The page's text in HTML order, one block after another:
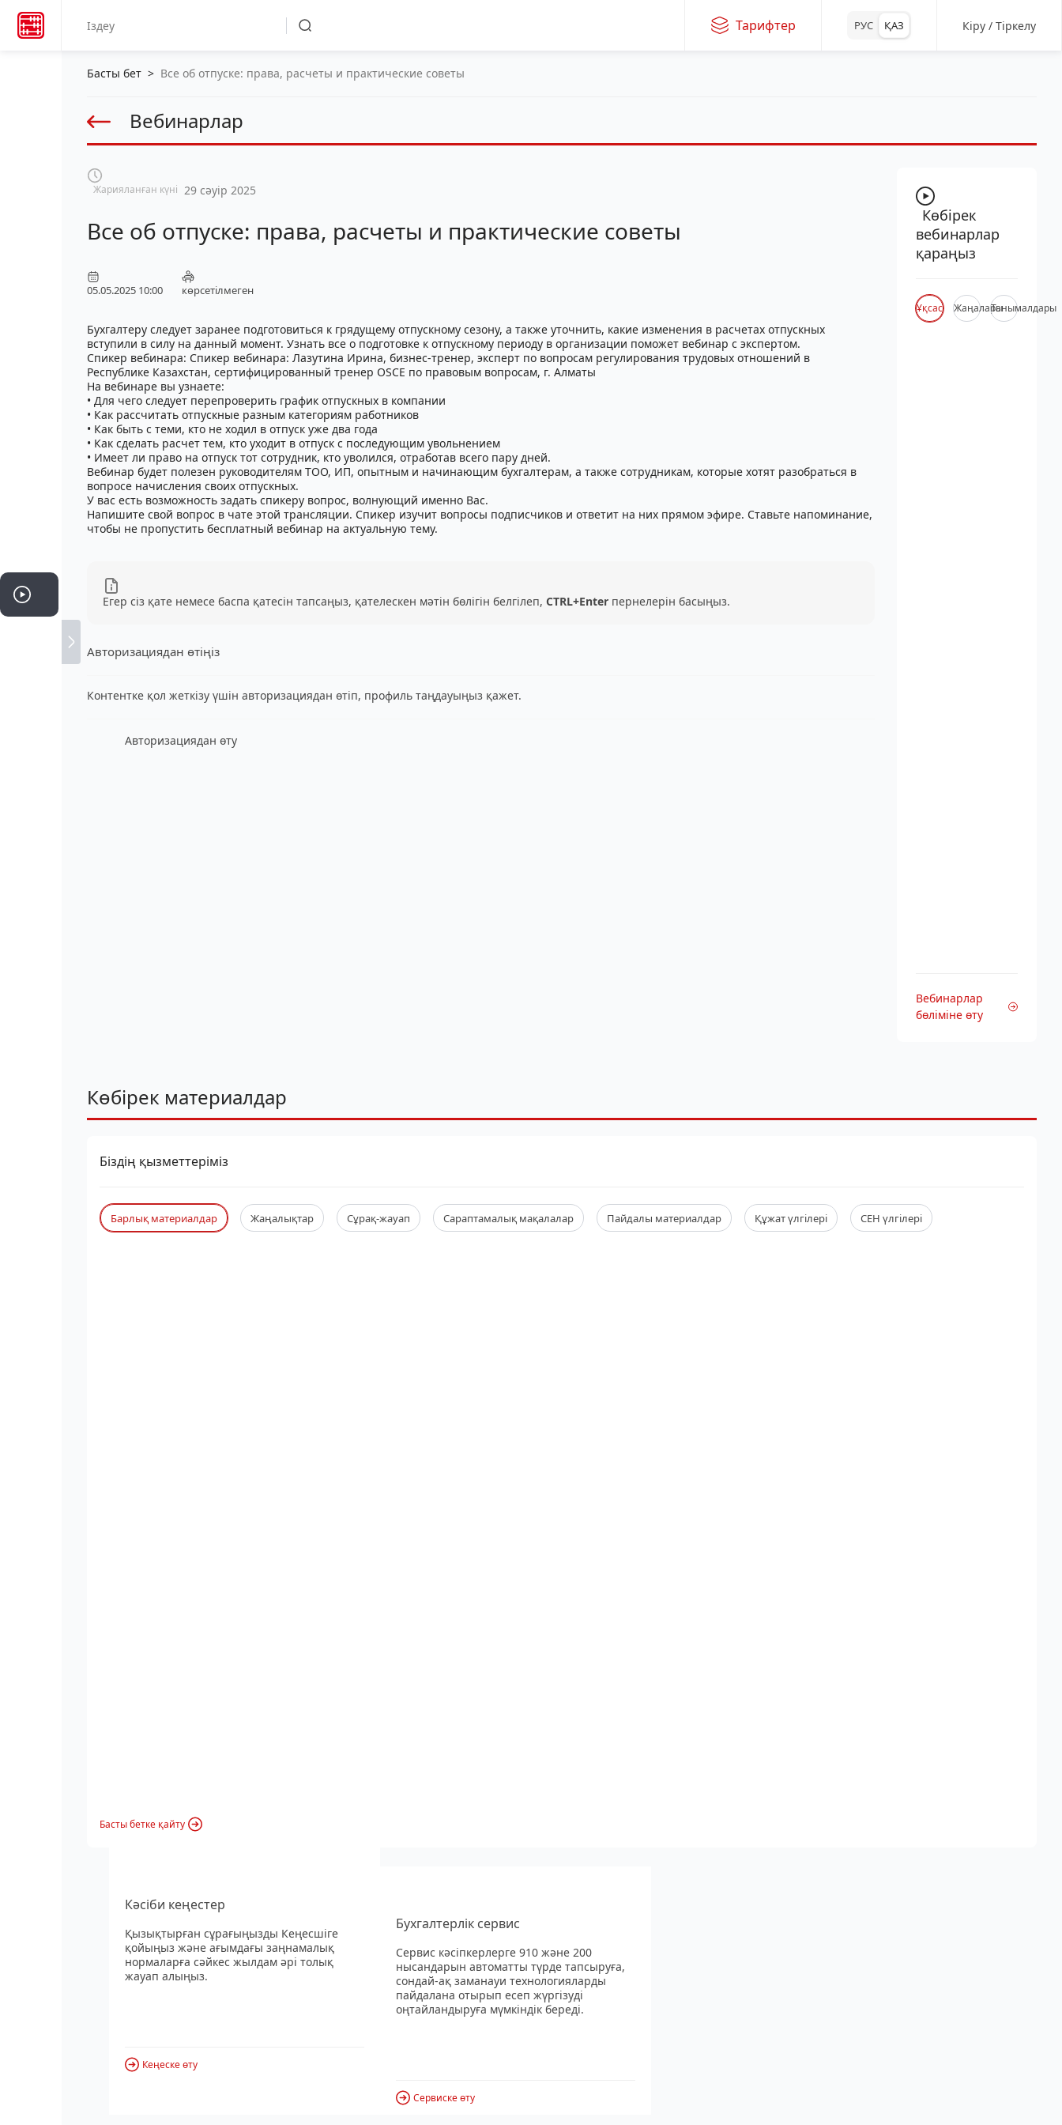
Тарифтер РУС ҚАЗ Кіру / Тіркелу
Басты бет > Все об отпуске: права, расчеты и практические советы
Вебинарлар
Жарияланған күні 29 сәуір 2025
Все об отпуске: права, расчеты и практические советы
05.05.2025 10:00 көрсетілмеген
Бухгалтеру следует заранее подготовиться к грядущему отпускному сезону, а также уточнить, какие изменения в расчетах отпускных
вступили в силу на данный момент. Узнать все о подготовке к отпускному периоду в организации поможет вебинар с экспертом.
Спикер вебинара: Спикер вебинара: Лазутина Ирина, бизнес-тренер, эксперт по вопросам регулирования трудовых отношений в
Республике Казахстан, сертифицированный тренер ОSCЕ по правовым вопросам, г. Алматы
На вебинаре вы узнаете:
• Для чего следует перепроверить график отпускных в компании
• Как рассчитать отпускные разным категориям работников
• Как быть с теми, кто не ходил в отпуск уже два года
• Как сделать расчет тем, кто уходит в отпуск с последующим увольнением
• Имеет ли право на отпуск тот сотрудник, кто уволился, отработав всего пару дней.
Вебинар будет полезен руководителям ТОО, ИП, опытным и начинающим бухгалтерам, а также сотрудникам, которые хотят разобраться в
вопросе начисления своих отпускных.
У вас есть возможность задать спикеру вопрос, волнующий именно Вас.
Напишите свой вопрос в чате этой трансляции. Спикер изучит вопросы подписчиков и ответит на них прямом эфире. Ставьте напоминание,
чтобы не пропустить бесплатный вебинар на актуальную тему.
Егер сіз қате немесе баспа қатесін тапсаңыз, қателескен мәтін бөлігін белгілеп, CTRL+Enter пернелерін басыңыз.
Авторизациядан өтіңіз
Контентке қол жеткізу үшін авторизациядан өтіп, профиль таңдауыңыз қажет.
Авторизациядан өту
Көбірек
вебинарлар
қараңыз
Ұқсас ЖаңаларыТанымалдары
Вебинарлар
бөліміне өту
Көбірек материалдар
Біздің қызметтеріміз
Барлық материалдар Жаңалықтар Сұрақ-жауап Сараптамалық мақалалар Пайдалы материалдар Құжат үлгілері СЕН үлгілері
Басты бетке қайту
Кәсіби кеңестер
Қызықтырған сұрағыңызды Кеңесшіге
қойыңыз және ағымдағы заңнамалық
нормаларға сәйкес жылдам әрі толық
жауап алыңыз.
Кеңеске өту
Бухгалтерлік сервис
Сервис кәсіпкерлерге 910 және 200
нысандарын автоматты түрде тапсыруға,
сондай-ақ заманауи технологияларды
пайдалана отырып есеп жүргізуді
оңтайландыруға мүмкіндік береді.
Сервиске өту